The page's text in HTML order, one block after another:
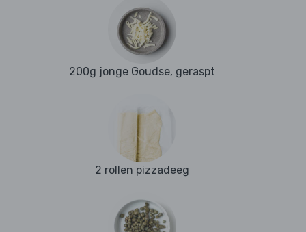
200g jonge Goudse, geraspt
2 rollen pizzadeeg